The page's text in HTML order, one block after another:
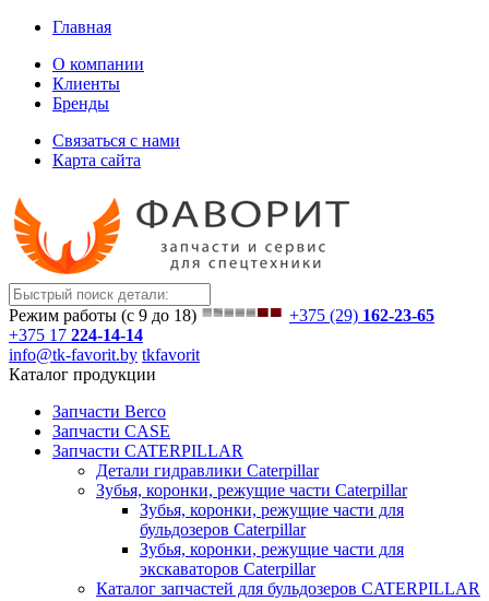
Главная
О компании
Клиенты
Бренды
Связаться с нами
Карта сайта
Режим работы (с 9 до 18) +375 (29) 162-23-65
+375 17 224-14-14
info@tk-favorit.by tkfavorit
Каталог продукции
Запчасти Berco
Запчасти CASE
Запчасти CATERPILLAR
Детали гидравлики Caterpillar
Зубья, коронки, режущие части Caterpillar
Зубья, коронки, режущие части для
бульдозеров Caterpillar
Зубья, коронки, режущие части для
экскаваторов Caterpillar
Каталог запчастей для бульдозеров CATERPILLAR